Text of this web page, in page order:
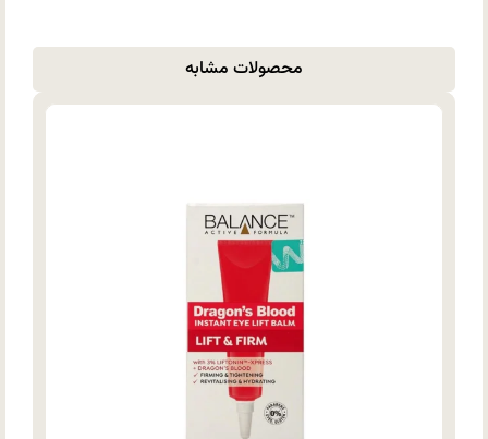
محصولات مشابه